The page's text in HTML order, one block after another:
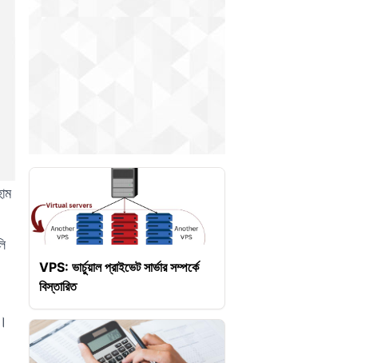
VPS: ভার্চুয়াল প্রাইভেট সার্ভার সম্পর্কে
বিস্তারিত